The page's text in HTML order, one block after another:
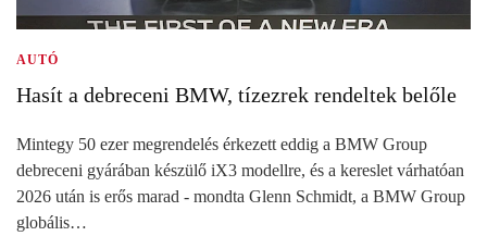
AUTÓ
Hasít a debreceni BMW, tízezrek rendeltek belőle
Mintegy 50 ezer megrendelés érkezett eddig a BMW Group
debreceni gyárában készülő iX3 modellre, és a kereslet várhatóan
2026 után is erős marad - mondta Glenn Schmidt, a BMW Group
globális…